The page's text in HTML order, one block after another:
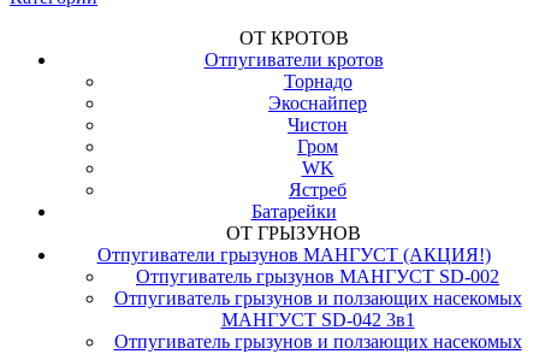
ОТ КРОТОВ
Отпугиватели кротов
Торнадо
Экоснайпер
Чистон
Гром
WK
Ястреб
Батарейки
ОТ ГРЫЗУНОВ
Отпугиватели грызунов МАНГУСТ (АКЦИЯ!)
Отпугиватель грызунов МАНГУСТ SD-002
Отпугиватель грызунов и ползающих насекомых
МАНГУСТ SD-042 3в1
Отпугиватель грызунов и ползающих насекомых